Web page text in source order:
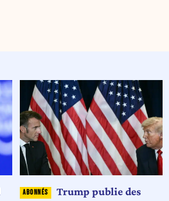
Trump publie des